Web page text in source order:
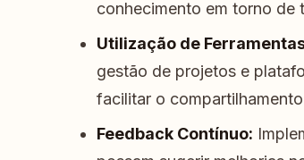
conhecimento em torno de
Utilização de
gestão de projetos e
facilitar o
Feedback Contínuo: